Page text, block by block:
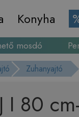
Konyha
mosdó
Zuhanyajtó
I 80